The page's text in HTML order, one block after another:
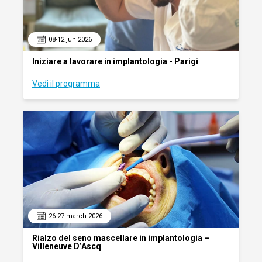
08-12 jun 2026
Iniziare a lavorare in implantologia - Parigi
Vedi il programma
26-27 march 2026
Rialzo del seno mascellare in implantologia –
Villeneuve D’Ascq